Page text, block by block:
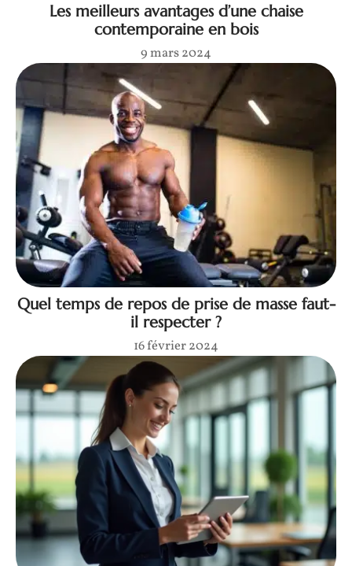
Les meilleurs avantages d’une chaise
contemporaine en bois
9 mars 2024
Quel temps de repos de prise de masse faut-
il respecter ?
16 février 2024